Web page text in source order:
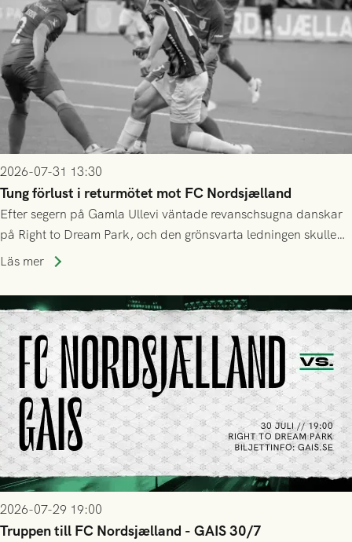
2026-07-31 13:30
Tung förlust i returmötet mot FC Nordsjælland
Efter segern på Gamla Ullevi väntade revanschsugna danskar
på Right to Dream Park, och den grönsvarta ledningen skulle
upphöra efter mindre än kvarten spelad. På lika mark visade
tennissiffror och det grönsvarta europaäventyret tog slut.
Läs mer
2026-07-29 19:00
Truppen till FC Nordsjælland - GAIS 30/7